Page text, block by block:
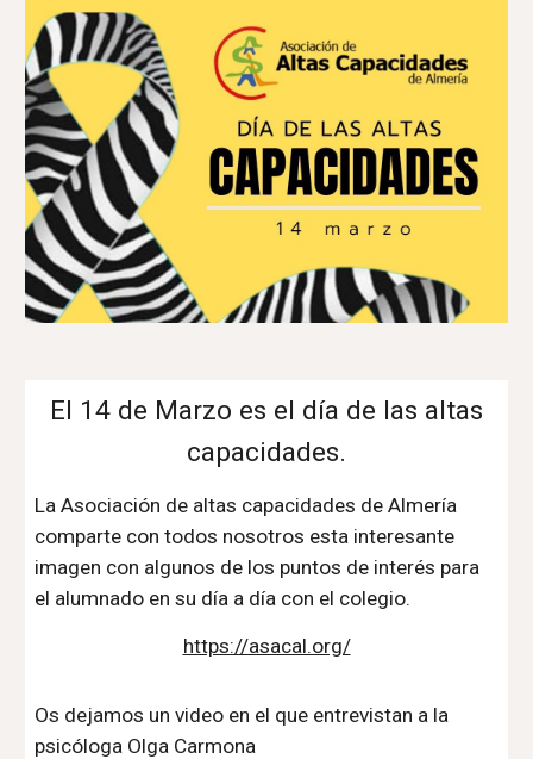
El 14 de Marzo es el día de las altas
capacidades.
La Asociación de altas capacidades de Almería
comparte con todos nosotros esta interesante
imagen con algunos de los puntos de interés para
el alumnado en su día a día con el colegio.
https://asacal.org/
Os dejamos un video en el que entrevistan a la
psicóloga Olga Carmona